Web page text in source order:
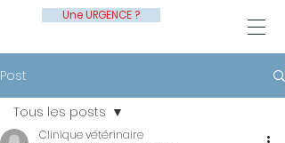
Une URGENCE ?
Post
Tous les posts
Clinique vétérinaire